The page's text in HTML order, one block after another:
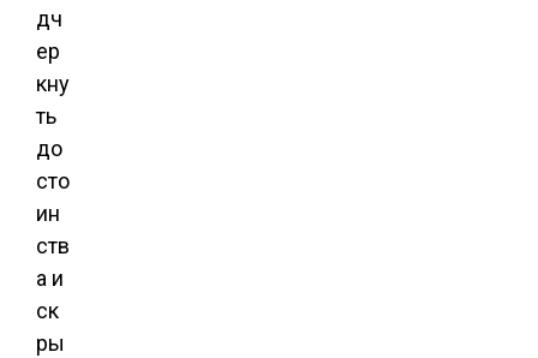
дч
ер
кну
ть
до
сто
ин
ств
а и
ск
ры